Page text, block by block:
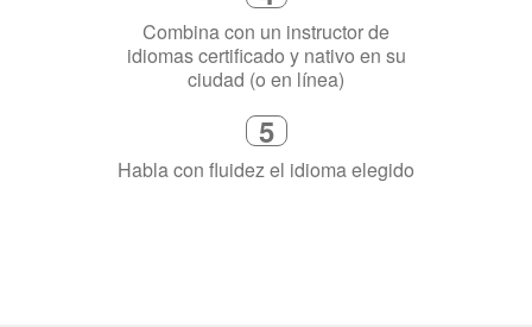
4
Combina con un instructor de
idiomas certificado y nativo en su
5